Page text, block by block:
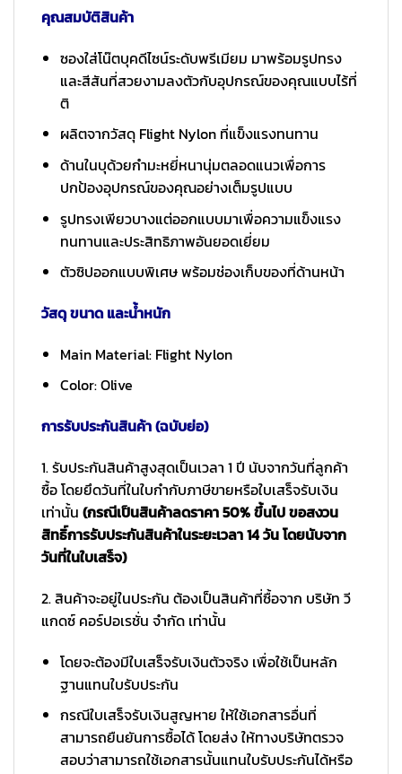
คุณสมบัติสินค้า
ซองใส่โน๊ตบุคดีไซน์ระดับพรีเมียม มาพร้อมรูปทรง
และสีสันที่สวยงามลงตัวกับอุปกรณ์ของคุณแบบไร้ที่
ติ
ผลิตจากวัสดุ Flight Nylon ที่แข็งแรงทนทาน
ด้านในบุด้วยกำมะหยี่หนานุ่มตลอดแนวเพื่อการ
ปกป้องอุปกรณ์ของคุณอย่างเต็มรูปแบบ
รูปทรงเพียวบางแต่ออกแบบมาเพื่อความแข็งแรง
ทนทานและประสิทธิภาพอันยอดเยี่ยม
ตัวซิปออกแบบพิเศษ พร้อมช่องเก็บของที่ด้านหน้า
วัสดุ ขนาด และน้ำหนัก
Main Material: Flight Nylon
Color: Olive
การรับประกันสินค้า (ฉบับย่อ)
1. รับประกันสินค้าสูงสุดเป็นเวลา 1 ปี นับจากวันที่ลูกค้า
ซื้อ โดยยึดวันที่ในใบกำกับภาษีขายหรือใบเสร็จรับเงิน
เท่านั้น (กรณีเป็นสินค้าลดราคา 50% ขึ้นไป ขอสงวน
สิทธิ์การรับประกันสินค้าในระยะเวลา 14 วัน โดยนับจาก
วันที่ในใบเสร็จ)
2. สินค้าจะอยู่ในประกัน ต้องเป็นสินค้าที่ซื้อจาก บริษัท วี
แกดซ์ คอร์ปอเรชั่น จำกัด เท่านั้น
โดยจะต้องมีใบเสร็จรับเงินตัวจริง เพื่อใช้เป็นหลัก
ฐานแทนใบรับประกัน
กรณีใบเสร็จรับเงินสูญหาย ให้ใช้เอกสารอื่นที่
สามารถยืนยันการซื้อได้ โดยส่ง ให้ทางบริษัทตรวจ
สอบว่าสามารถใช้เอกสารนั้นแทนใบรับประกันได้หรือ